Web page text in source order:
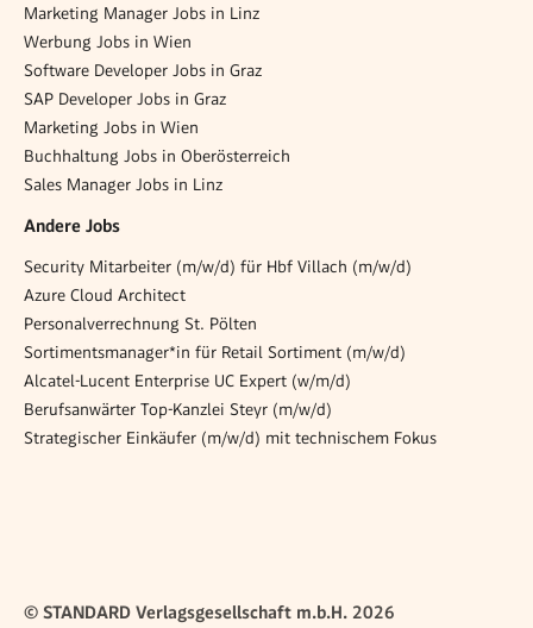
Marketing Manager Jobs in Linz
Werbung Jobs in Wien
Software Developer Jobs in Graz
SAP Developer Jobs in Graz
Marketing Jobs in Wien
Buchhaltung Jobs in Oberösterreich
Sales Manager Jobs in Linz
Andere Jobs
Security Mitarbeiter (m/w/d) für Hbf Villach (m/w/d)
Azure Cloud Architect
Personalverrechnung St. Pölten
Sortimentsmanager*in für Retail Sortiment (m/w/d)
Alcatel-Lucent Enterprise UC Expert (w/m/d)
Berufsanwärter Top-Kanzlei Steyr (m/w/d)
Strategischer Einkäufer (m/w/d) mit technischem Fokus
© STANDARD Verlagsgesellschaft m.b.H. 2026